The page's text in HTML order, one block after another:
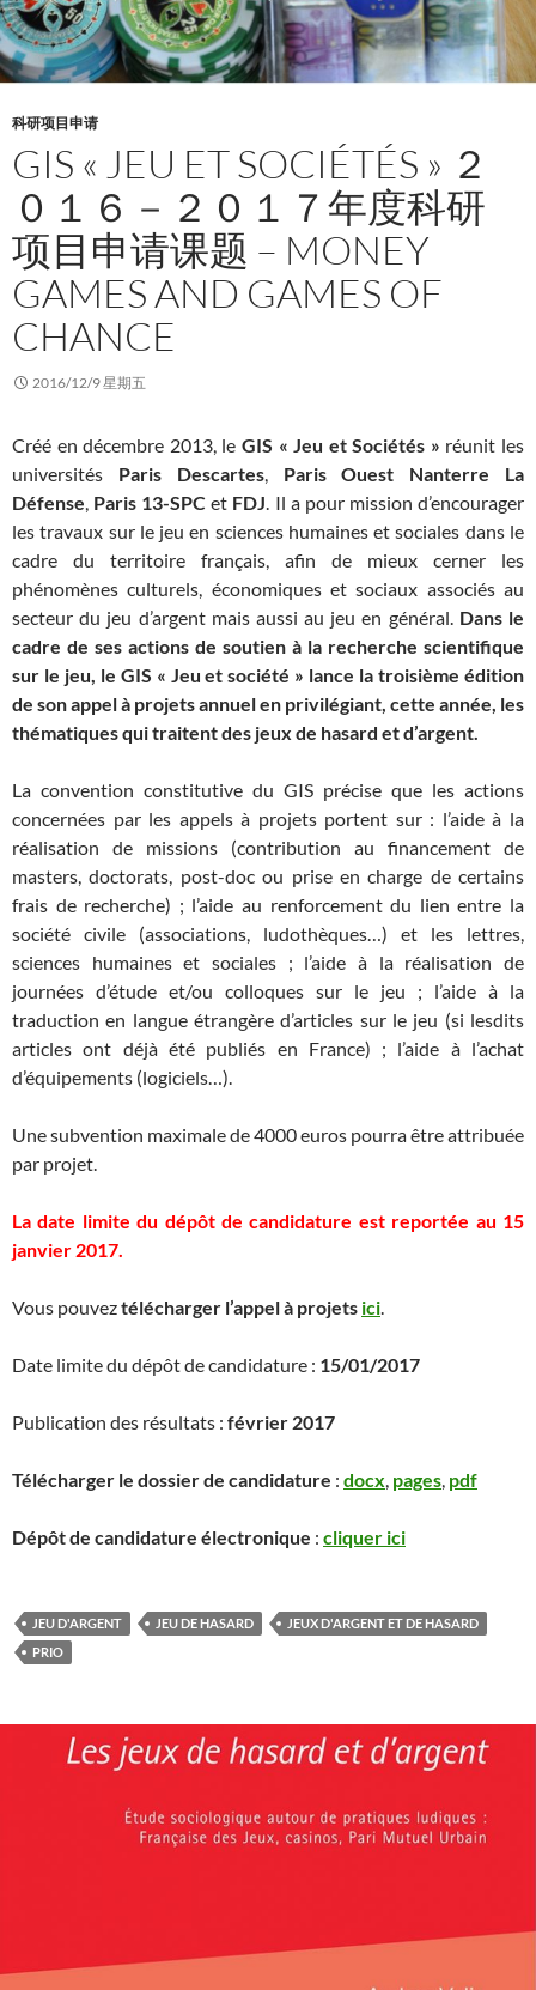
科研项目申请
GIS « JEU ET SOCIÉTÉS » ２
０１６－２０１７年度科研
项目申请课题 – MONEY
GAMES AND GAMES OF
CHANCE
2016/12/9 星期五
Créé en décembre 2013, le GIS « Jeu et Sociétés » réunit les
universités Paris Descartes, Paris Ouest Nanterre La
Défense, Paris 13-SPCet FDJ. Il a pour mission d’encourager
les travaux sur le jeu en sciences humaines et sociales dans le
cadre du territoire français, afin de mieux cerner les
phénomènes culturels, économiques et sociaux associés au
secteur du jeu d’argent mais aussi au jeu en général. Dans le
cadre de ses actions de soutien à la recherche scientifique
sur le jeu, le GIS « Jeu et société » lance la troisième édition
de son appel à projets annuel en privilégiant, cette année, les
thématiques qui traitent des jeux de hasard et d’argent.
La convention constitutive du GIS précise que les actions
concernées par les appels à projets portent sur : l’aide à la
réalisation de missions (contribution au financement de
masters, doctorats, post-doc ou prise en charge de certains
frais de recherche) ; l’aide au renforcement du lien entre la
société civile (associations, ludothèques…) et les lettres,
sciences humaines et sociales ; l’aide à la réalisation de
journées d’étude et/ou colloques sur le jeu ; l’aide à la
traduction en langue étrangère d’articles sur le jeu (si lesdits
articles ont déjà été publiés en France) ; l’aide à l’achat
d’équipements (logiciels…).
Une subvention maximale de 4000 euros pourra être attribuée
par projet.
La date limite du dépôt de candidature est reportée au 15
janvier 2017.
Vous pouveztélécharger l’appel à projets ici.
Date limite du dépôt de candidature : 15/01/2017
Publication des résultats : février 2017
Télécharger le dossier de candidature : docx, pages, pdf
Dépôt de candidature électronique : cliquer ici
JEU D'ARGENT JEU DE HASARD
JEUX D'ARGENT ET DE HASARD
PRIO